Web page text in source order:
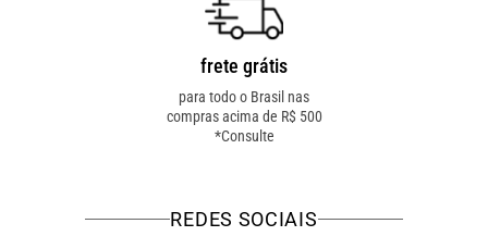
frete grátis
para todo o Brasil nas
compras acima de R$ 500
*Consulte
REDES SOCIAIS